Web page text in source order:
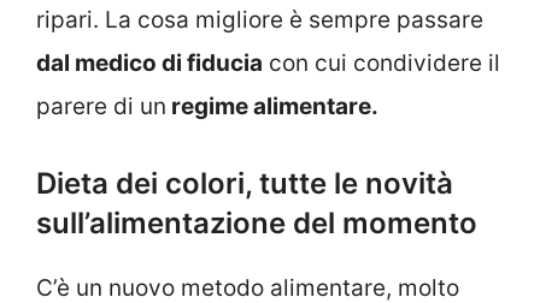
ripari. La cosa migliore è sempre passare
dal medico di fiducia con cui condividere il
parere di un regime alimentare.
Dieta dei colori, tutte le novità
sull’alimentazione del momento
C’è un nuovo metodo alimentare, molto